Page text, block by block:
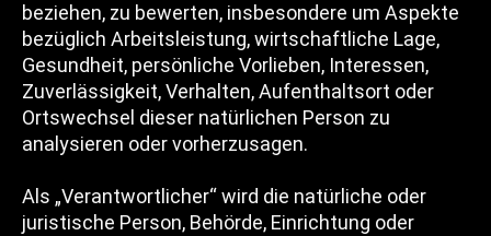
beziehen, zu bewerten, insbesondere um Aspekte
bezüglich Arbeitsleistung, wirtschaftliche Lage,
Gesundheit, persönliche Vorlieben, Interessen,
Zuverlässigkeit, Verhalten, Aufenthaltsort oder
Ortswechsel dieser natürlichen Person zu
analysieren oder vorherzusagen.
Als „Verantwortlicher“ wird die natürliche oder
juristische Person, Behörde, Einrichtung oder